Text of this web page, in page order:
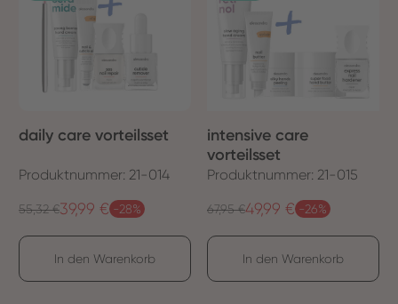
daily care vorteilsset
Produktnummer: 21-014
Verkaufspreis:
Regulärer Preis:
55,32 €39,99 € -28%
In den Warenkorb
intensive care
vorteilsset
Produktnummer: 21-015
Verkaufspreis:
Regulärer Preis:
67,95 €49,99 € -26%
In den Warenkorb